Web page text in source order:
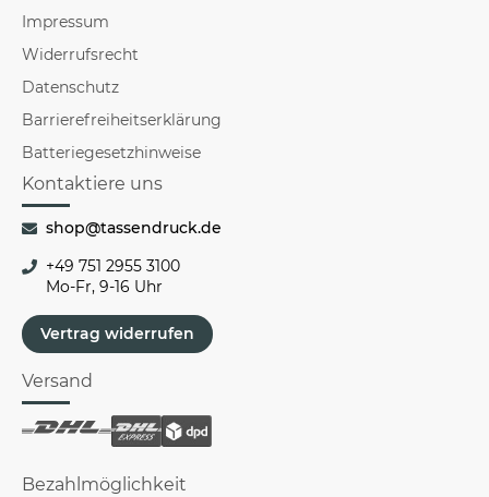
Impressum
Widerrufsrecht
Datenschutz
Barrierefreiheitserklärung
Batteriegesetzhinweise
Kontaktiere uns
shop@tassendruck.de
+49 751 2955 3100
Mo-Fr, 9-16 Uhr
Vertrag widerrufen
Versand
Bezahlmöglichkeit